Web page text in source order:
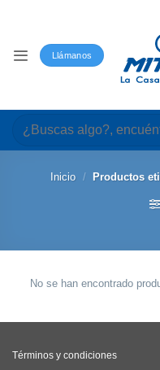
Llámanos
Buscar
por:
Inicio / Productos
No se han encontrado
Términos y condiciones